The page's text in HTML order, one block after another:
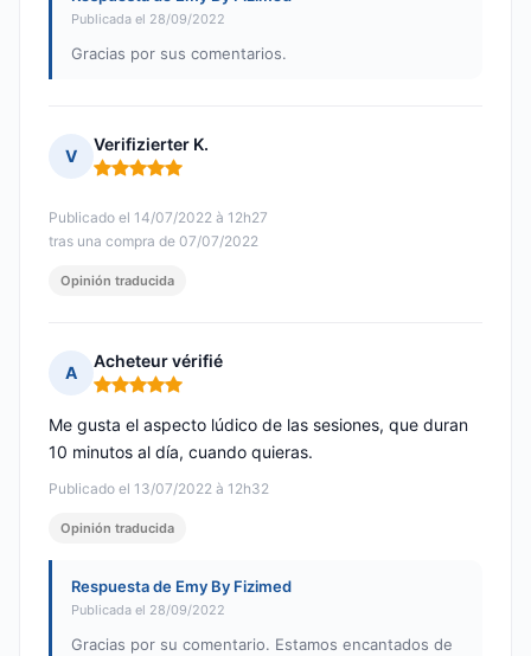
Publicada el 28/09/2022
Gracias por sus comentarios.
V
Verifizierter K.
Nota: 5 de 5
Publicado el 14/07/2022 à 12h27
tras una compra de 07/07/2022
Opinión traducida
A
Acheteur vérifié
Nota: 5 de 5
Publicado el 13/07/2022 à 12h32
Me gusta el aspecto lúdico de las sesiones, que duran
10 minutos al día, cuando quieras.
Opinión traducida
Respuesta de Emy By Fizimed
Publicada el 28/09/2022
Gracias por su comentario. Estamos encantados de